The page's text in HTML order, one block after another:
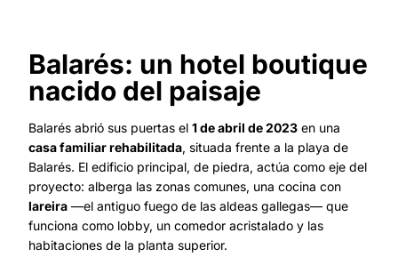
Balarés: un hotel boutique
nacido del paisaje
Balarés abrió sus puertas el 1 de abril de 2023 en una
casa familiar rehabilitada, situada frente a la playa de
Balarés. El edificio principal, de piedra, actúa como eje del
proyecto: alberga las zonas comunes, una cocina con
lareira —el antiguo fuego de las aldeas gallegas— que
funciona como lobby, un comedor acristalado y las
habitaciones de la planta superior.